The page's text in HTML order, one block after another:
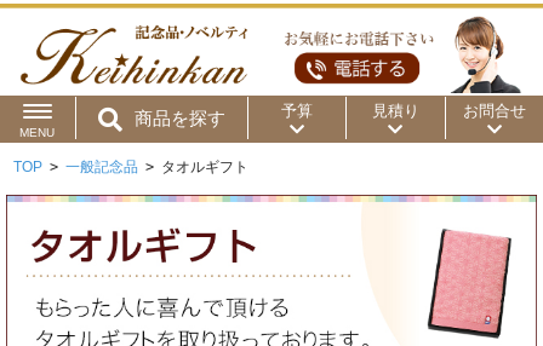
MENU
商品を探す 予算
用途から
商品カテゴリ
価格帯から
～50円
～300円 ～1,000円
～2,000円 ～5,000円 ～10,000円
見積り お問合せ
TOP > 一般記念品 > タオルギフト